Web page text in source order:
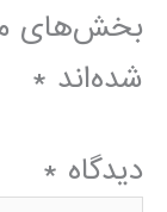
بخش‌های
شده‌اند *
دیدگاه *